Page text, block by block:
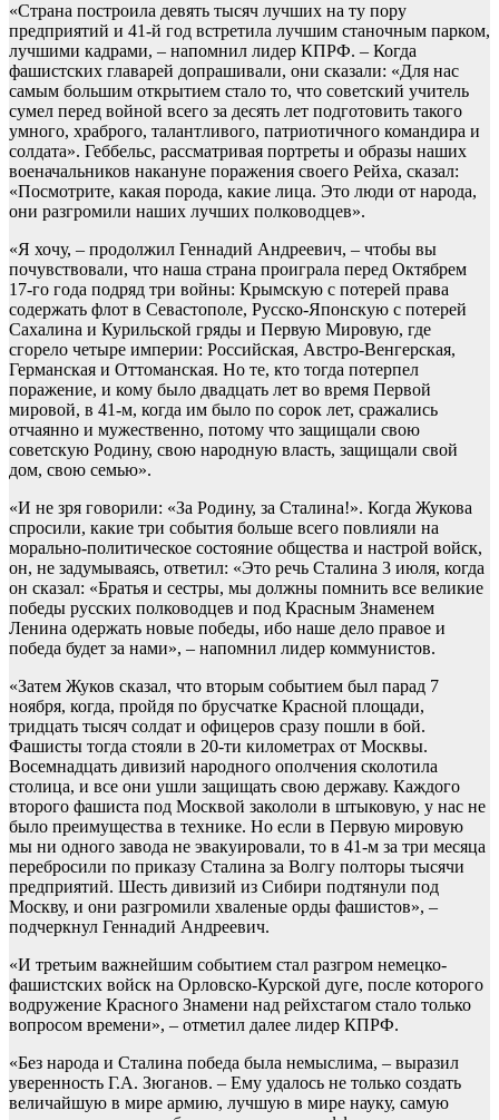
«Страна построила девять тысяч лучших на ту пору
предприятий и 41-й год встретила лучшим станочным парком,
лучшими кадрами, – напомнил лидер КПРФ. – Когда
фашистских главарей допрашивали, они сказали: «Для нас
самым большим открытием стало то, что советский учитель
сумел перед войной всего за десять лет подготовить такого
умного, храброго, талантливого, патриотичного командира и
солдата». Геббельс, рассматривая портреты и образы наших
военачальников накануне поражения своего Рейха, сказал:
«Посмотрите, какая порода, какие лица. Это люди от народа,
они разгромили наших лучших полководцев».
«Я хочу, – продолжил Геннадий Андреевич, – чтобы вы
почувствовали, что наша страна проиграла перед Октябрем
17-го года подряд три войны: Крымскую с потерей права
содержать флот в Севастополе, Русско-Японскую с потерей
Сахалина и Курильской гряды и Первую Мировую, где
сгорело четыре империи: Российская, Австро-Венгерская,
Германская и Оттоманская. Но те, кто тогда потерпел
поражение, и кому было двадцать лет во время Первой
мировой, в 41-м, когда им было по сорок лет, сражались
отчаянно и мужественно, потому что защищали свою
советскую Родину, свою народную власть, защищали свой
дом, свою семью».
«И не зря говорили: «За Родину, за Сталина!». Когда Жукова
спросили, какие три события больше всего повлияли на
морально-политическое состояние общества и настрой войск,
он, не задумываясь, ответил: «Это речь Сталина 3 июля, когда
он сказал: «Братья и сестры, мы должны помнить все великие
победы русских полководцев и под Красным Знаменем
Ленина одержать новые победы, ибо наше дело правое и
победа будет за нами», – напомнил лидер коммунистов.
«Затем Жуков сказал, что вторым событием был парад 7
ноября, когда, пройдя по брусчатке Красной площади,
тридцать тысяч солдат и офицеров сразу пошли в бой.
Фашисты тогда стояли в 20-ти километрах от Москвы.
Восемнадцать дивизий народного ополчения сколотила
столица, и все они ушли защищать свою державу. Каждого
второго фашиста под Москвой закололи в штыковую, у нас не
было преимущества в технике. Но если в Первую мировую
мы ни одного завода не эвакуировали, то в 41-м за три месяца
перебросили по приказу Сталина за Волгу полторы тысячи
предприятий. Шесть дивизий из Сибири подтянули под
Москву, и они разгромили хваленые орды фашистов», –
подчеркнул Геннадий Андреевич.
«И третьим важнейшим событием стал разгром немецко-
фашистских войск на Орловско-Курской дуге, после которого
водружение Красного Знамени над рейхстагом стало только
вопросом времени», – отметил далее лидер КПРФ.
«Без народа и Сталина победа была немыслима, – выразил
уверенность Г.А. Зюганов. – Ему удалось не только создать
величайшую в мире армию, лучшую в мире науку, самую